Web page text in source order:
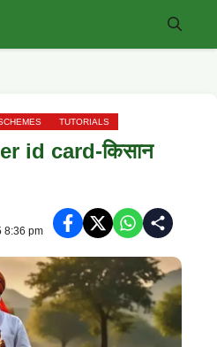
TUTORIALS
id card-किसान
8:36 pm